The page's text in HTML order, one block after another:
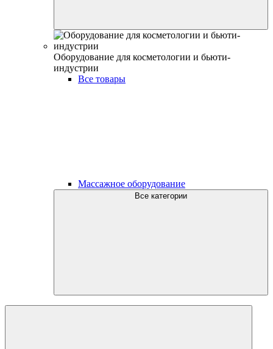
Оборудование для косметологии и бьюти-
индустрии
Все товары
Массажное оборудование
Все категории